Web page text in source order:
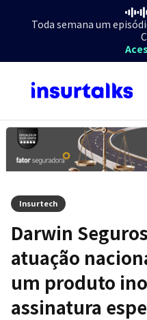
Toda semana um
Insurtech
Darwin
atuação
um produto
assinatura